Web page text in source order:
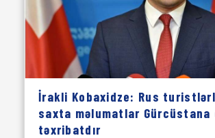
İrakli Kobaxidze: Rus
saxta məlumatlar Gürcüstana
təxribatdır